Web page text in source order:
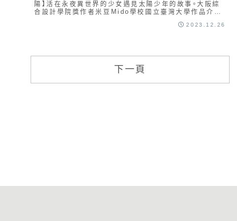
陽】活在永夜異世界的少女遇見太陽少年的故事。大阪綜
合設計學院獎作者米豆Mido學校國立臺灣大學作品介紹
2023.12.26
下一頁